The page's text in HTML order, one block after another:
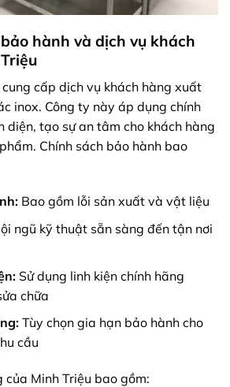
hành và dịch vụ khách
cấp dịch vụ khách hàng xuất
inox. Công ty này áp dụng chính
diện, tạo sự an tâm cho khách hàng
Chính sách bảo hành bao
Bao gồm lỗi sản xuất và vật liệu
ngũ kỹ thuật sẵn sàng đến tận nơi
Sử dụng linh kiện chính hãng
chữa
Tùy chọn gia hạn bảo hành cho
cầu
của Minh Triệu bao gồm: